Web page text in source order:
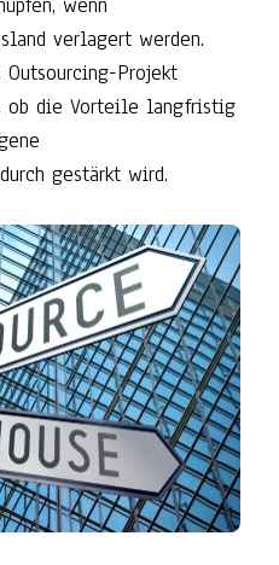
verlagert werden.
Projekt
ob die Vorteile langfristig
gestärkt wird.